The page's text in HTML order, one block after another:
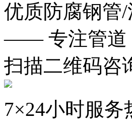
优质防腐钢管
—— 专注管
扫描二维码咨
7×24小时服务